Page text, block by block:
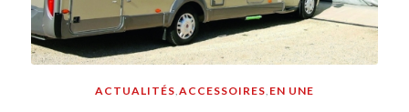
ACTUALITÉS,ACCESSOIRES, EN UNE